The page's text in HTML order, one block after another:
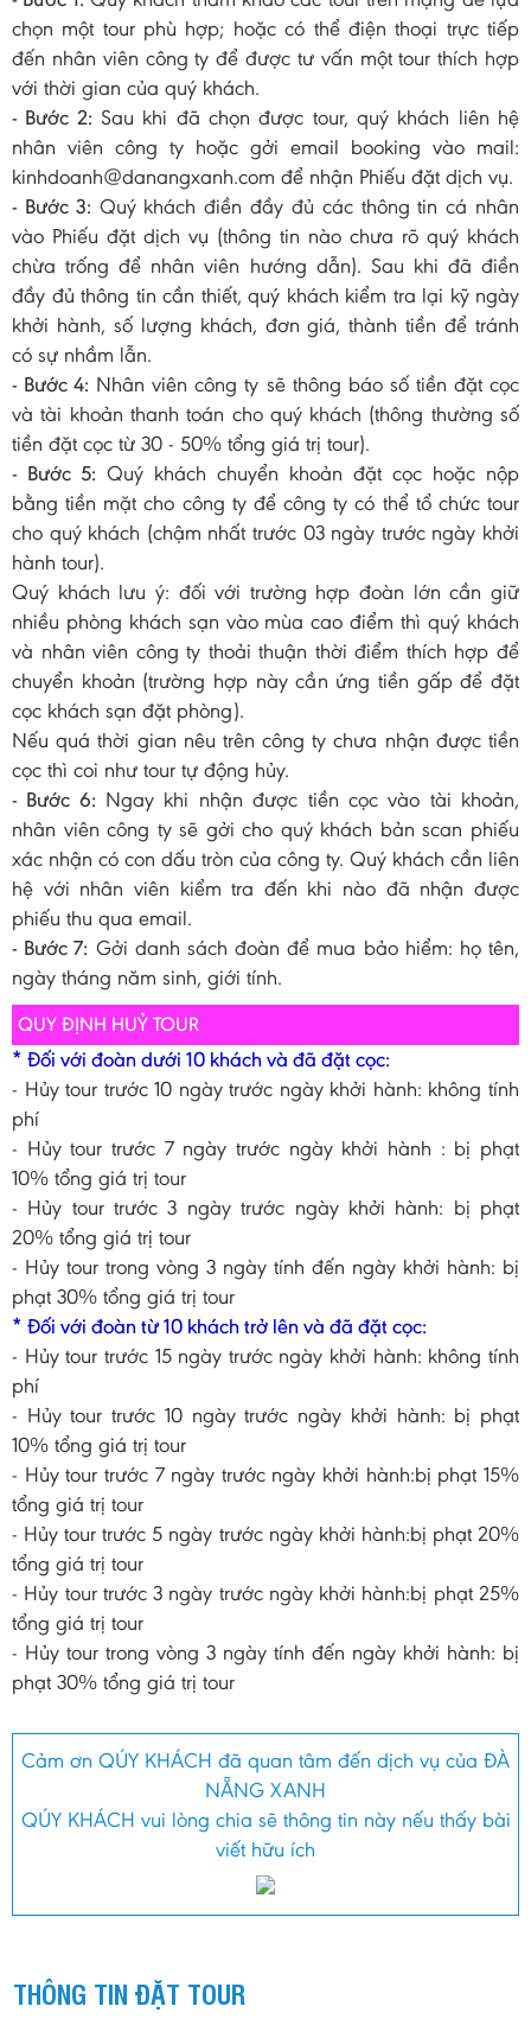
chọn một tour phù hợp; hoặc có thể điện thoại trực tiếp
đến nhân viên công ty để được tư vấn một tour thích hợp
với thời gian của quý khách.
- Bước 2: Sau khi đã chọn được tour, quý khách liên hệ
nhân viên công ty hoặc gởi email booking vào mail:
kinhdoanh@danangxanh.com để nhận Phiếu đặt dịch vụ.
- Bước 3: Quý khách điền đầy đủ các thông tin cá nhân
vào Phiếu đặt dịch vụ (thông tin nào chưa rõ quý khách
chừa trống để nhân viên hướng dẫn). Sau khi đã điền
đầy đủ thông tin cần thiết, quý khách kiểm tra lại kỹ ngày
khởi hành, số lượng khách, đơn giá, thành tiền để tránh
có sự nhầm lẫn.
- Bước 4: Nhân viên công ty sẽ thông báo số tiền đặt cọc
và tài khoản thanh toán cho quý khách (thông thường số
tiền đặt cọc từ 30 - 50% tổng giá trị tour).
- Bước 5: Quý khách chuyển khoản đặt cọc hoặc nộp
bằng tiền mặt cho công ty để công ty có thể tổ chức tour
cho quý khách (chậm nhất trước 03 ngày trước ngày khởi
hành tour).
Quý khách lưu ý: đối với trường hợp đoàn lớn cần giữ
nhiều phòng khách sạn vào mùa cao điểm thì quý khách
và nhân viên công ty thoải thuận thời điểm thích hợp để
chuyển khoản (trường hợp này cần ứng tiền gấp để đặt
cọc khách sạn đặt phòng).
Nếu quá thời gian nêu trên công ty chưa nhận được tiền
cọc thì coi như tour tự động hủy.
- Bước 6: Ngay khi nhận được tiền cọc vào tài khoản,
nhân viên công ty sẽ gởi cho quý khách bản scan phiếu
xác nhận có con dấu tròn của công ty. Quý khách cần liên
hệ với nhân viên kiểm tra đến khi nào đã nhận được
phiếu thu qua email.
- Bước 7: Gởi danh sách đoàn để mua bảo hiểm: họ tên,
ngày tháng năm sinh, giới tính.
QUY ĐỊNH HUỶ TOUR
* Đối với đoàn dưới 10 khách và đã đặt cọc:
- Hủy tour trước 10 ngày trước ngày khởi hành: không tính
phí
- Hủy tour trước 7 ngày trước ngày khởi hành : bị phạt
10% tổng giá trị tour
- Hủy tour trước 3 ngày trước ngày khởi hành: bị phạt
20% tổng giá trị tour
- Hủy tour trong vòng 3 ngày tính đến ngày khởi hành: bị
phạt 30% tổng giá trị tour
* Đối với đoàn từ 10 khách trở lên và đã đặt cọc:
- Hủy tour trước 15 ngày trước ngày khởi hành: không tính
phí
- Hủy tour trước 10 ngày trước ngày khởi hành: bị phạt
10% tổng giá trị tour
- Hủy tour trước 7 ngày trước ngày khởi hành:bị phạt 15%
tổng giá trị tour
- Hủy tour trước 5 ngày trước ngày khởi hành:bị phạt 20%
tổng giá trị tour
- Hủy tour trước 3 ngày trước ngày khởi hành:bị phạt 25%
tổng giá trị tour
- Hủy tour trong vòng 3 ngày tính đến ngày khởi hành: bị
phạt 30% tổng giá trị tour
Cảm ơn QÚY KHÁCH đã quan tâm đến dịch vụ của ĐÀ
NẴNG XANH
QÚY KHÁCH vui lòng chia sẽ thông tin này nếu thấy bài
viết hữu ích
THÔNG TIN ĐẶT TOUR